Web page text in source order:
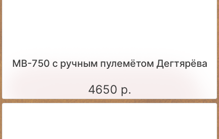
МВ-750 с ручным пулемётом Дегтярёва
4650 р.